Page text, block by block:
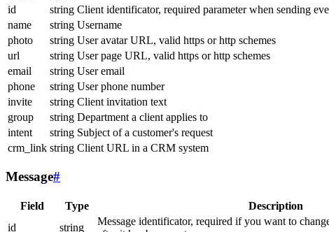
id
string Client identificator, required parameter when sending
name
string Username
photo
string User avatar URL, valid https or http schemes
url
string User page URL, valid https or http schemes
email
string User email
phone
string User phone number
invite
string Client invitation text
group
string Department a client applies to
intent
string Subject of a customer's request
crm_link string Client URL in a CRM system
Message#
Field Type Description
id
string
Message identificator, required if you want to